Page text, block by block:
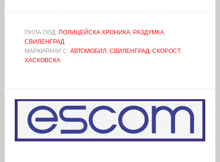
ПИЛА ПОД: ПОЛИЦЕЙСКА ХРОНИКА, РАЗДУМКА,
СВИЛЕНГРАД
МАРКИРАНИ С: АВТОМОБИЛ , СВИЛЕНГРАД, СКОРОСТ,
ХАСКОВСКА